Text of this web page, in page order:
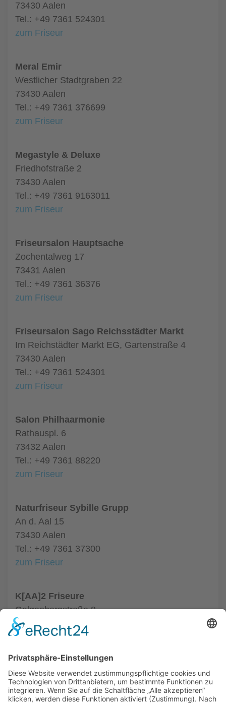
73430 Aalen
Tel.: +49 7361 524301
zum Friseur
Meral Emir
Westlicher Stadtgraben 22
73430 Aalen
Tel.: +49 7361 376699
zum Friseur
Megastyle & Deluxe
Friedhofstraße 2
73430 Aalen
Tel.: +49 7361 9163011
zum Friseur
Friseursalon Hauptsache
Zochentalweg 17
73431 Aalen
Tel.: +49 7361 36376
zum Friseur
Friseursalon Sago Reichsstädter Markt
Im Reichstädter Markt EG, Gartenstraße 4
73430 Aalen
Tel.: +49 7361 524301
zum Friseur
Salon Philhaarmonie
Rathauspl. 6
73432 Aalen
Tel.: +49 7361 88220
zum Friseur
Naturfriseur Sybille Grupp
An d. Aal 15
73430 Aalen
Tel.: +49 7361 37300
zum Friseur
K[AA]2 Friseure
Galgenbergstraße 8
73431 Aalen
Tel.: +49 7361 9809033